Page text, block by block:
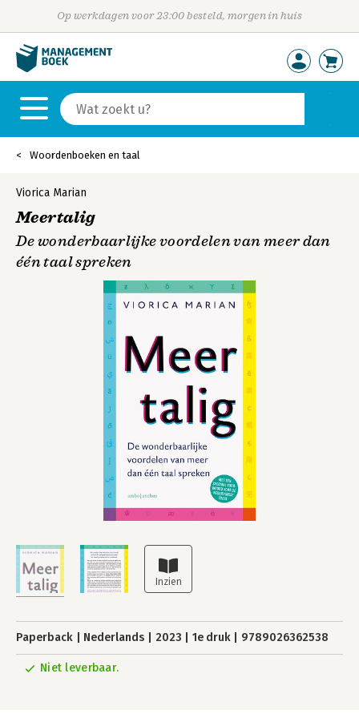
Op werkdagen voor 23:00 besteld, morgen in huis
Woordenboeken en taal
Viorica Marian
Meertalig
De wonderbaarlijke voordelen van meer dan
één taal spreken
Paperback Nederlands 2023 1e druk 9789026362538
Niet leverbaar.